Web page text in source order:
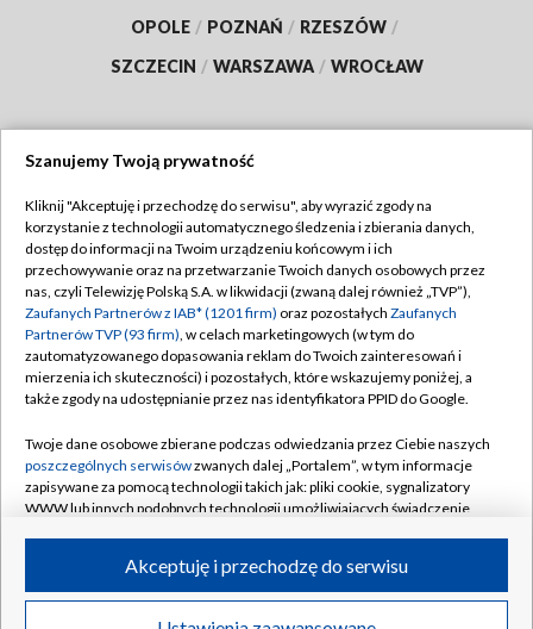
OPOLE / POZNAŃ / RZESZÓW /
SZCZECIN / WARSZAWA / WROCŁAW
TVP
Abonament TVP
Emisja w TVP
Centrum informacji TVP
Naziemna Telewizja Cyfrowa
Rada Programowa
System NOS
Informacje o nadawcy
Program dla prasy
Regulamin TVP
Polityka prywatności
Moje zgody
Pomoc
Kontakt
Kanały
©2026 Telewizja Polska S.A. w likwidacji
Szanujemy Twoją prywatność
Kliknij "Akceptuję i przechodzę do serwisu", aby wyrazić zgody na
korzystanie z technologii automatycznego śledzenia i zbierania danych,
dostęp do informacji na Twoim urządzeniu końcowym i ich
przechowywanie oraz na przetwarzanie Twoich danych osobowych przez
nas, czyli Telewizję Polską S.A. w likwidacji (zwaną dalej również „TVP”),
Zaufanych Partnerów z IAB* (1201 firm) oraz pozostałych Zaufanych
Partnerów TVP (93 firm), w celach marketingowych (w tym do
zautomatyzowanego dopasowania reklam do Twoich zainteresowań i
mierzenia ich skuteczności) i pozostałych, które wskazujemy poniżej, a
także zgody na udostępnianie przez nas identyfikatora PPID do Google.
Twoje dane osobowe zbierane podczas odwiedzania przez Ciebie naszych
poszczególnych serwisówzwanych dalej „Portalem”, w tym informacje
zapisywane za pomocą technologii takich jak: pliki cookie, sygnalizatory
WWW lub innych podobnych technologii umożliwiających świadczenie
ruchu w Internecie.
Twoje dane osobowe zbierane podczas odwiedzania przez Ciebie
Akceptuję i przechodzę do serwisu